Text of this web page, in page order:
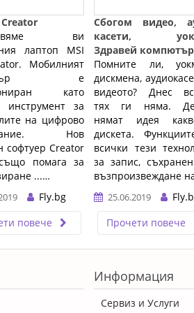
Creator
ви
лаптоп MSI
Мобилният
е
като
инструмент за
на цифрово
Нов
софтуер Creator
помага за
...…
Fly.bg
повече
Сбогом видео,
касети,
Здравей
Помните ли,
дискмена,
видеото? Днес
тях ги няма.
нямат идея
дискета.
всички тези
за запис,
възпроизвеждане
25.06.2019
Прочети повече
Информация
Сервиз и Услуги